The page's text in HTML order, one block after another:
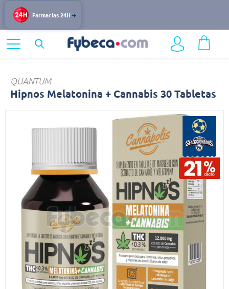
Farmacias 24H
Nutrición y Vitaminas Suplementos y Complementos
QUANTUM
Hipnos Melatonina + Cannabis 30 Tabletas